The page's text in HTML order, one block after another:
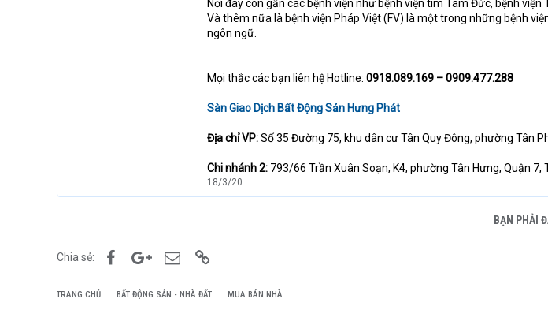
Nơi đây còn gần các bệnh viện như bệnh viện tim Tâm Đức, bệnh viện
Và thêm nữa là bệnh viện Pháp Việt (FV) là một trong những bệnh
ngôn ngữ.
Mọi thắc các bạn liên hệ Hotline: 0918.089.169 – 0909.477.288
Sàn Giao Dịch Bất Động Sản Hưng Phát
Địa chỉ VP:Số 35 Đường 75, khu dân cư Tân Quy Đông, phường Tân
Chi nhánh 2: 793/66 Trần Xuân Soạn, K4, phường Tân Hưng, Quận 7,
18/3/20
BẠN PHẢI
Chia sẻ: FacebookGoogle+Email
TRANG CHỦ BẤT ĐỘNG SẢN - NHÀ ĐẤT MUA BÁN NHÀ